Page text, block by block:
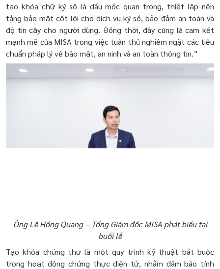
tạo khóa chữ ký số là dấu mốc quan trọng, thiết lập nền
tảng bảo mật cốt lõi cho dịch vụ ký số, bảo đảm an toàn và
độ tin cậy cho người dùng. Đồng thời, đây cũng là cam kết
mạnh mẽ của MISA trong việc tuân thủ nghiêm ngặt các tiêu
chuẩn pháp lý về bảo mật, an ninh và an toàn thông tin.”
Ông Lê Hồng Quang – Tổng Giám đốc MISA phát biểu tại
buổi lễ
Tạo khóa chứng thư là một quy trình kỹ thuật bắt buộc
trong hoạt động chứng thực điện tử, nhằm đảm bảo tính